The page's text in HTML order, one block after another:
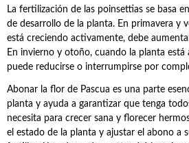
La fertilización de las poinsettias se basa
de desarrollo de la planta. En primavera y
está creciendo activamente, debe
En invierno y otoño, cuando la planta está
puede reducirse o interrumpirse por
Abonar la flor de Pascua es una parte
planta y ayuda a garantizar que tenga
necesita para crecer sana y florecer
el estado de la planta y ajustar el abono a